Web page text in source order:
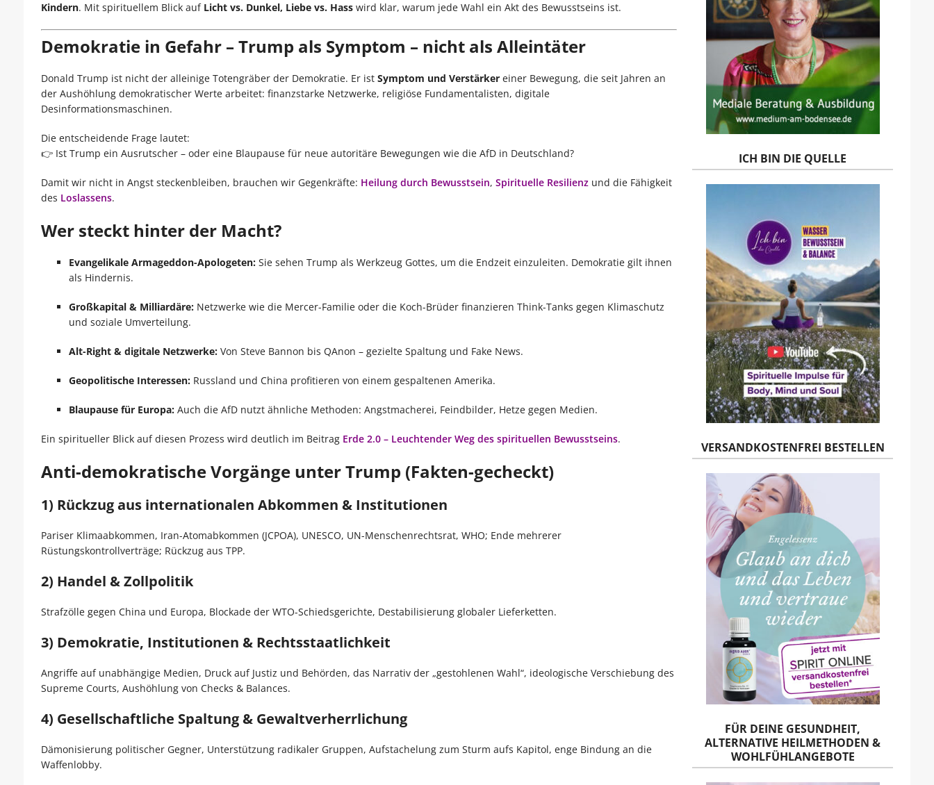
Kindern. Mit spirituellem Blick auf Licht vs. Dunkel, Liebe vs. Hasswird klar, warum jede Wahl ein Akt des Bewusstseins ist.
Demokratie in Gefahr – Trump als Symptom – nicht als Alleintäter
Donald Trump ist nicht der alleinige Totengräber der Demokratie. Er ist Symptom und Verstärkereiner Bewegung, die seit Jahren an
der Aushöhlung demokratischer Werte arbeitet: finanzstarke Netzwerke, religiöse Fundamentalisten, digitale
Desinformationsmaschinen.
Die entscheidende Frage lautet:
👉 Ist Trump ein Ausrutscher – oder eine Blaupause für neue autoritäre Bewegungen wie die AfD in Deutschland?
Damit wir nicht in Angst steckenbleiben, brauchen wir Gegenkräfte: Heilung durch Bewusstsein, Spirituelle Resilienzund die Fähigkeit
des Loslassens.
Wer steckt hinter der Macht?
Evangelikale Armageddon-Apologeten:Sie sehen Trump als Werkzeug Gottes, um die Endzeit einzuleiten. Demokratie gilt ihnen
als Hindernis.
Großkapital & Milliardäre:Netzwerke wie die Mercer-Familie oder die Koch-Brüder finanzieren Think-Tanks gegen Klimaschutz
und soziale Umverteilung.
Alt-Right & digitale Netzwerke:Von Steve Bannon bis QAnon – gezielte Spaltung und Fake News.
Geopolitische Interessen:Russland und China profitieren von einem gespaltenen Amerika.
Blaupause für Europa:Auch die AfD nutzt ähnliche Methoden: Angstmacherei, Feindbilder, Hetze gegen Medien.
Ein spiritueller Blick auf diesen Prozess wird deutlich im Beitrag Erde 2.0 – Leuchtender Weg des spirituellen Bewusstseins.
Anti-demokratische Vorgänge unter Trump (Fakten-gecheckt)
1) Rückzug aus internationalen Abkommen & Institutionen
Pariser Klimaabkommen, Iran-Atomabkommen (JCPOA), UNESCO, UN-Menschenrechtsrat, WHO; Ende mehrerer
Rüstungskontrollverträge; Rückzug aus TPP.
2) Handel & Zollpolitik
Strafzölle gegen China und Europa, Blockade der WTO-Schiedsgerichte, Destabilisierung globaler Lieferketten.
3) Demokratie, Institutionen & Rechtsstaatlichkeit
Angriffe auf unabhängige Medien, Druck auf Justiz und Behörden, das Narrativ der „gestohlenen Wahl“, ideologische Verschiebung des
Supreme Courts, Aushöhlung von Checks & Balances.
4) Gesellschaftliche Spaltung & Gewaltverherrlichung
Dämonisierung politischer Gegner, Unterstützung radikaler Gruppen, Aufstachelung zum Sturm aufs Kapitol, enge Bindung an die
Waffenlobby.
ICH BIN DIE QUELLE
VERSANDKOSTENFREI BESTELLEN
FÜR DEINE GESUNDHEIT,
ALTERNATIVE HEILMETHODEN &
WOHLFÜHLANGEBOTE